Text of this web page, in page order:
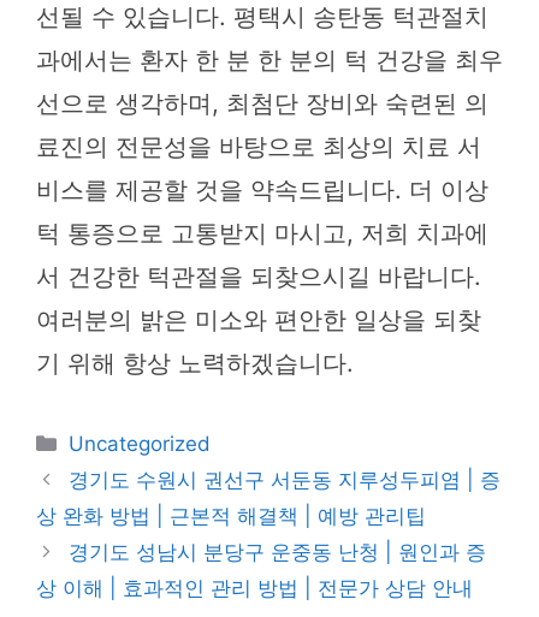
선될 수 있습니다. 평택시 송탄동 턱관절치
과에서는 환자 한 분 한 분의 턱 건강을 최우
선으로 생각하며, 최첨단 장비와 숙련된 의
료진의 전문성을 바탕으로 최상의 치료 서
비스를 제공할 것을 약속드립니다. 더 이상
턱 통증으로 고통받지 마시고, 저희 치과에
서 건강한 턱관절을 되찾으시길 바랍니다.
여러분의 밝은 미소와 편안한 일상을 되찾
기 위해 항상 노력하겠습니다.
카
테
리
Uncategorized
경기도 수원시 권선구 서둔동 지루성두피염 | 증
상 완화 방법 | 근본적 해결책 | 예방 관리팁
경기도 성남시 분당구 운중동 난청 | 원인과 증
상 이해 | 효과적인 관리 방법 | 전문가 상담 안내